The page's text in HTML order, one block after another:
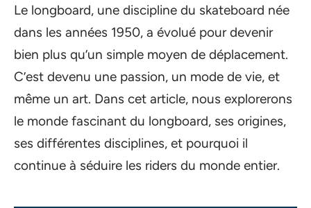
Le longboard, une discipline du skateboard née
dans les années 1950, a évolué pour devenir
bien plus qu’un simple moyen de déplacement.
C’est devenu une passion, un mode de vie, et
même un art. Dans cet article, nous explorerons
le monde fascinant du longboard, ses origines,
ses différentes disciplines, et pourquoi il
continue à séduire les riders du monde entier.